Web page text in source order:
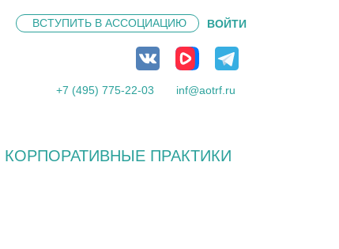
ВСТУПИТЬ В АССОЦИАЦИЮ ВОЙТИ
+7 (495) 775-22-03 inf@aotrf.ru
КОРПОРАТИВНЫЕ ПРАКТИКИ